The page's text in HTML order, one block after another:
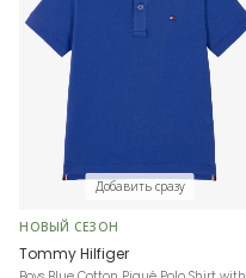
Добавить сразу
НОВЫЙ СЕЗОН
Tommy Hilfiger